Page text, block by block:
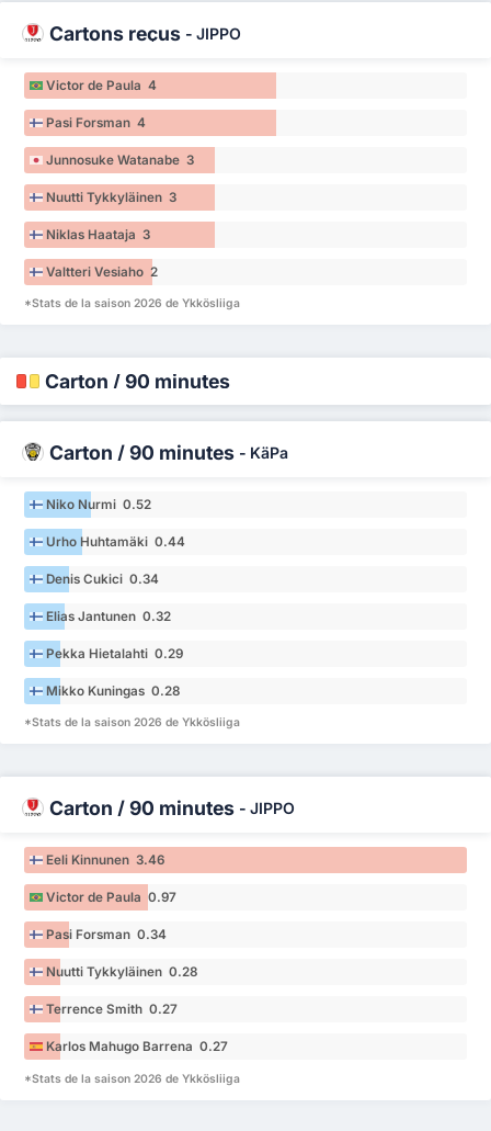
Cartons reçus - JIPPO
Victor de Paula 4
Pasi Forsman 4
Junnosuke Watanabe 3
Nuutti Tykkyläinen 3
Niklas Haataja 3
Valtteri Vesiaho 2
*Stats de la saison 2026 de Ykkösliiga
Carton / 90 minutes
Carton / 90 minutes - KäPa
Niko Nurmi 0.52
Urho Huhtamäki 0.44
Denis Cukici 0.34
Elias Jantunen 0.32
Pekka Hietalahti 0.29
Mikko Kuningas 0.28
*Stats de la saison 2026 de Ykkösliiga
Carton / 90 minutes - JIPPO
Eeli Kinnunen 3.46
Victor de Paula 0.97
Pasi Forsman 0.34
Nuutti Tykkyläinen 0.28
Terrence Smith 0.27
Karlos Mahugo Barrena 0.27
*Stats de la saison 2026 de Ykkösliiga